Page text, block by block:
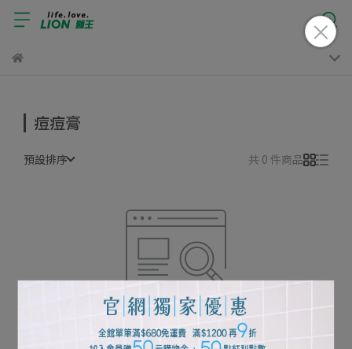
痘痘膏
預設排序 共 0 件商品
很抱歉，無商品符合篩選條件
請重新輸入篩選